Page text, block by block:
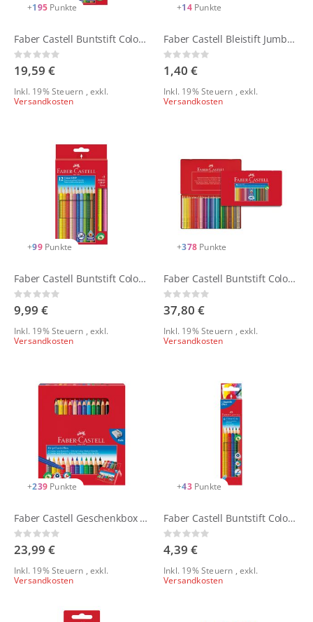
+195 Punkte
Faber Castell Buntstift Colour GRIP 24er Metalletui
Rating:
0%
19,59 €
Inkl. 19% Steuern ,exkl.
Versandkosten
+14 Punkte
Faber Castell Bleistift Jumbo GRIP
Rating:
0%
1,40 €
Inkl. 19% Steuern ,exkl.
Versandkosten
+99 Punkte
Faber Castell Buntstift Colour GRIP 12er Metalletui
Rating:
0%
9,99 €
Inkl. 19% Steuern ,exkl.
Versandkosten
+378 Punkte
Faber Castell Buntstift Colour GRIP 36er Metalletui
Rating:
0%
37,80 €
Inkl. 19% Steuern ,exkl.
Versandkosten
+239 Punkte
Faber Castell Geschenkbox Jumbo GRIP + GRIP Colour Marker
Rating:
0%
23,99 €
Inkl. 19% Steuern ,exkl.
Versandkosten
+43 Punkte
Faber Castell Buntstift Colour GRIP 6er Kartonetui
Rating:
0%
4,39 €
Inkl. 19% Steuern ,exkl.
Versandkosten